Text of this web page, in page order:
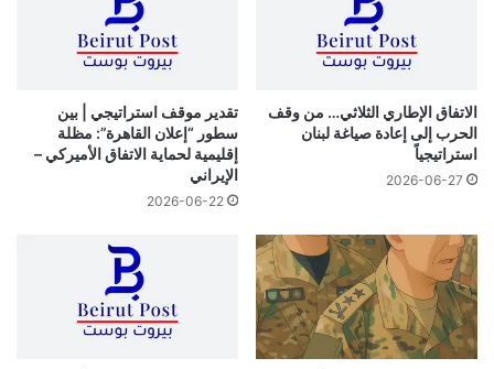
الاتفاق الإطاري الثلاثي… من وقف
الحرب إلى إعادة صياغة لبنان
استراتيجياً
2026-06-27
تقدير موقف استراتيجي | بين
سطور “إعلان القاهرة”: مظلة
إقليمية لحماية الاتفاق الأميركي –
الإيراني
2026-06-22